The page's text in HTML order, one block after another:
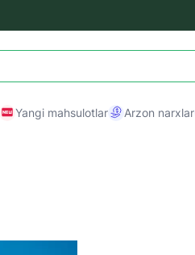
Yangi mahsulotlar Arzon narxlar